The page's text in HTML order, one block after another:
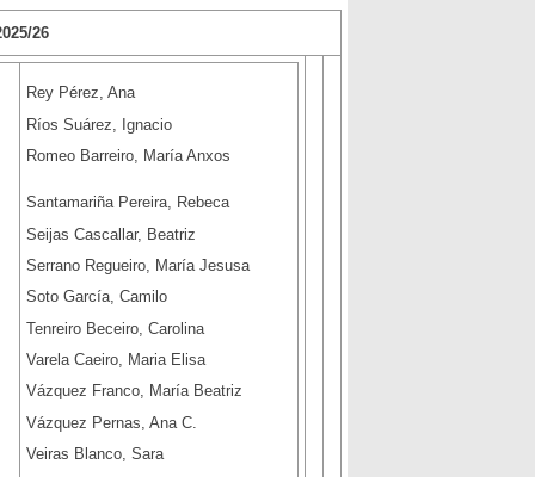
26
Rey Pérez, Ana
Ríos Suárez, Ignacio
Romeo Barreiro, María Anxos
Santamariña Pereira, Rebeca
Seijas Cascallar, Beatriz
Serrano Regueiro, María Jesusa
Soto García, Camilo
Tenreiro Beceiro, Carolina
Varela Caeiro, Maria Elisa
Vázquez Franco, María Beatriz
Vázquez Pernas, Ana C.
Veiras Blanco, Sara